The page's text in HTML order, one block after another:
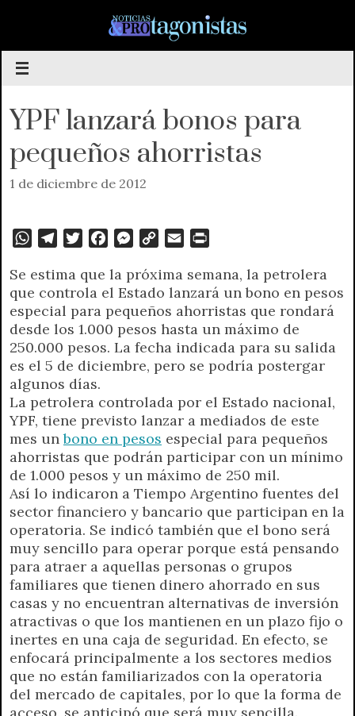
contenido
YPF lanzará bonos para
pequeños ahorristas
1 de diciembre de 2012
W
a
t
s
A
p
p
l
e
g
r
a
m
i
t
t
e
r
c
e
b
o
o
k
M
s
s
e
n
g
e
p
y
L
n
k
a
i
l
i
n
t
F
r
i
n
d
l
y
Se estima que la próxima semana, la petrolera
que controla el Estado lanzará un bono en pesos
especial para pequeños ahorristas que rondará
desde los 1.000 pesos hasta un máximo de
250.000 pesos. La fecha indicada para su salida
es el 5 de diciembre, pero se podría postergar
algunos días.
La petrolera controlada por el Estado nacional,
YPF, tiene previsto lanzar a mediados de este
mes unbono en pesos especial para pequeños
ahorristas que podrán participar con un mínimo
de 1.000 pesos y un máximo de 250 mil.
Así lo indicaron a Tiempo Argentino fuentes del
sector financiero y bancario que participan en la
operatoria. Se indicó también que el bono será
muy sencillo para operar porque está pensando
para atraer a aquellas personas o grupos
familiares que tienen dinero ahorrado en sus
casas y no encuentran alternativas de inversión
atractivas o que los mantienen en un plazo fijo o
inertes en una caja de seguridad. En efecto, se
enfocará principalmente a los sectores medios
que no están familiarizados con la operatoria
del mercado de capitales, por lo que la forma de
acceso, se anticipó que será muy sencilla.